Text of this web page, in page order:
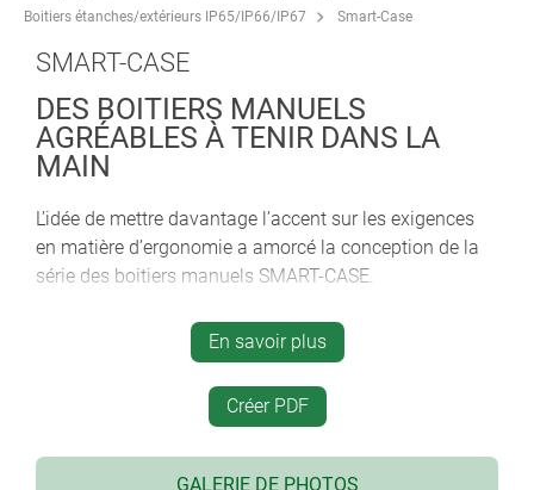
Boitiers étanches/extérieurs IP65/IP66/IP67
Smart-Case
SMART-CASE
DES BOITIERS MANUELS
AGRÉABLES À TENIR DANS LA
MAIN
L’idée de mettre davantage l’accent sur les exigences
en matière d’ergonomie a amorcé la conception de la
série des boitiers manuels SMART-CASE.
de forme curviligne, maniabilité convaincante et
fonctionnement par piles : piles AAA, AA, pile plate
9 V ou pile ronde 12 V
des passes-câbles qui conviennent pour les câbles
En savoir plus
Créer PDF
GALERIE DE PHOTOS